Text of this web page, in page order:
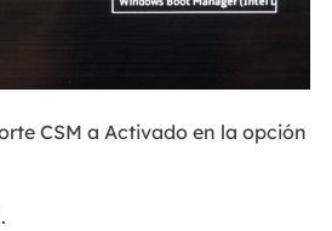
CSM a Activado en la opción